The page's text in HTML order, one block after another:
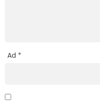
Ad *